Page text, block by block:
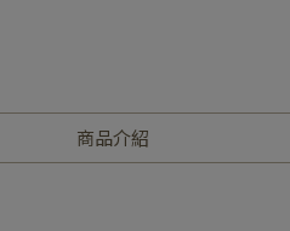
商品介紹